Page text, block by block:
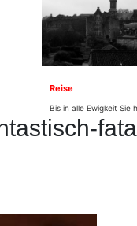
Reise
Bis in alle Ewigkeit Sie